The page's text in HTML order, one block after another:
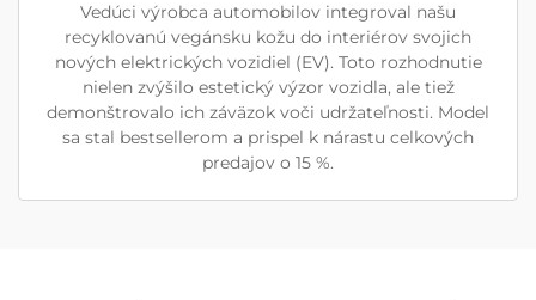
Vedúci výrobca automobilov integroval našu
recyklovanú vegánsku kožu do interiérov svojich
nových elektrických vozidiel (EV). Toto rozhodnutie
nielen zvýšilo estetický výzor vozidla, ale tiež
demonštrovalo ich záväzok voči udržateľnosti. Model
sa stal bestsellerom a prispel k nárastu celkových
predajov o 15 %.